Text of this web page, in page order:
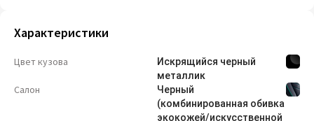
Характеристики
Цвет кузова
Искрящийся черный
металлик
Салон
Черный
(комбинированная обивка
экокожей/искусственной